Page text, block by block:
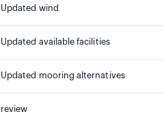
Updated wind
Updated available facilities
Updated mooring alternatives
review